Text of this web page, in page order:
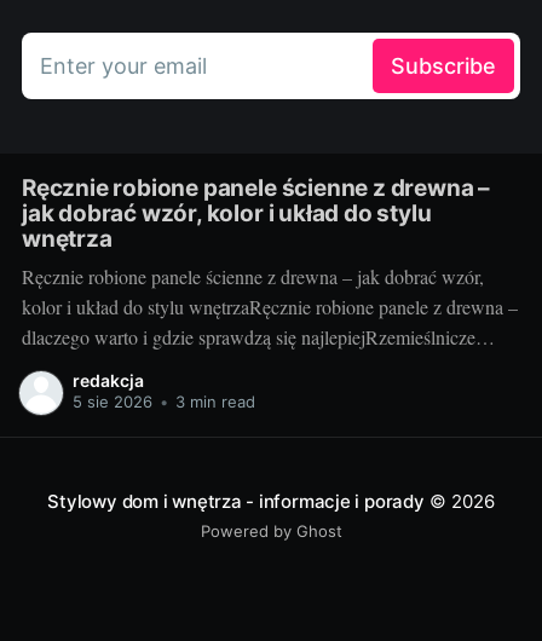
Enter your email Subscribe
Ręcznie robione panele ścienne z drewna –
jak dobrać wzór, kolor i układ do stylu
wnętrza
Ręcznie robione panele ścienne z drewna – jak dobrać wzór,
kolor i układ do stylu wnętrzaRęcznie robione panele z drewna –
dlaczego warto i gdzie sprawdzą się najlepiejRzemieślnicze
panele ścienne to coś więcej niż okładzina – to faktura, ciepło i
unikatowy rysunek słojów, którego nie da się skopiować.
redakcja
5 sie 2026 • 3 min read
Stylowy dom i wnętrza - informacje i porady © 2026
Powered by Ghost